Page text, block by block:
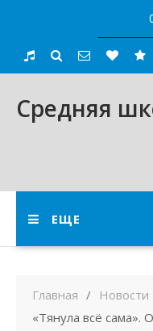
content
Средняя
ЕЩЕ
Главная
Новости
«Тянула всё сама».